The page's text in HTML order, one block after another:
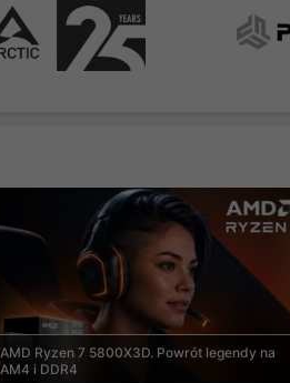
AMD Ryzen 7 5800X3D. Powrót legendy na
AM4 i DDR4